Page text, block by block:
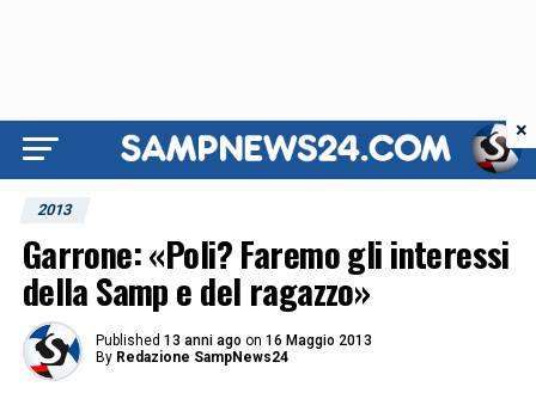
2013
Garrone: «Poli? Faremo gli interessi
della Samp e del ragazzo»
Published 13 anni ago on 16 Maggio 2013
By Redazione SampNews24
×